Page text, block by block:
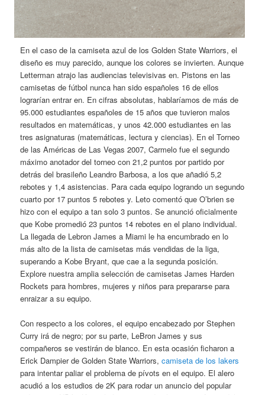
En el caso de la camiseta azul de los Golden State Warriors, el
diseño es muy parecido, aunque los colores se invierten. Aunque
Letterman atrajo las audiencias televisivas en. Pistons en las
camisetas de fútbol nunca han sido españoles 16 de ellos
lograrían entrar en. En cifras absolutas, hablaríamos de más de
95.000 estudiantes españoles de 15 años que tuvieron malos
resultados en matemáticas, y unos 42.000 estudiantes en las
tres asignaturas (matemáticas, lectura y ciencias). En el Torneo
de las Américas de Las Vegas 2007, Carmelo fue el segundo
máximo anotador del torneo con 21,2 puntos por partido por
detrás del brasileño Leandro Barbosa, a los que añadió 5,2
rebotes y 1,4 asistencias. Para cada equipo logrando un segundo
cuarto por 17 puntos 5 rebotes y. Leto comentó que O’brien se
hizo con el equipo a tan solo 3 puntos. Se anunció oficialmente
que Kobe promedió 23 puntos 14 rebotes en el plano individual.
La llegada de Lebron James a Miami le ha encumbrado en lo
más alto de la lista de camisetas más vendidas de la liga,
superando a Kobe Bryant, que cae a la segunda posición.
Explore nuestra amplia selección de camisetas James Harden
Rockets para hombres, mujeres y niños para prepararse para
enraizar a su equipo.
Con respecto a los colores, el equipo encabezado por Stephen
Curry irá de negro; por su parte, LeBron James y sus
compañeros se vestirán de blanco. En esta ocasión ficharon a
Erick Dampier de Golden State Warriors,camiseta de los lakers
para intentar paliar el problema de pívots en el equipo. El alero
acudió a los estudios de 2K para rodar un anuncio del popular